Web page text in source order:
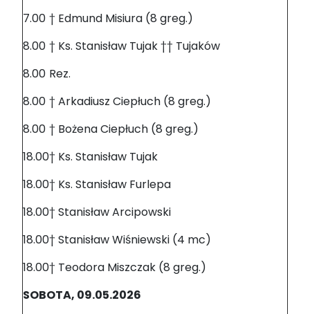
7.00 † Edmund Misiura (8 greg.)
8.00 † Ks. Stanisław Tujak †† Tujaków
8.00 Rez.
8.00 † Arkadiusz Ciepłuch (8 greg.)
8.00 † Bożena Ciepłuch (8 greg.)
18.00† Ks. Stanisław Tujak
18.00† Ks. Stanisław Furlepa
18.00† Stanisław Arcipowski
18.00† Stanisław Wiśniewski (4 mc)
18.00† Teodora Miszczak (8 greg.)
SOBOTA, 09.05.2026